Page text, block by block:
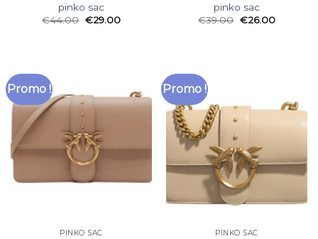
pinko sac
€44.00 €29.00
pinko sac
€39.00 €26.00
Promo !
PINKO SAC
Promo !
PINKO SAC